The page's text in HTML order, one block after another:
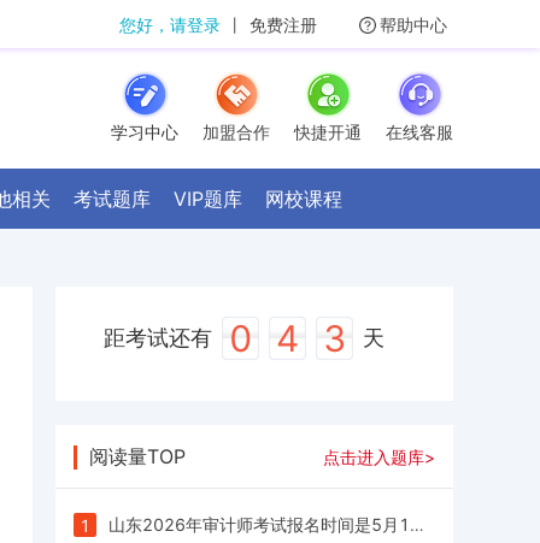
您好，请登录 丨 免费注册 帮助中心
学习中心 加盟合作 快捷开通 在线客服
相关 考试题库 VIP题库 网校课程
距考试还有 0 4 3 天
阅读量TOP 点击进入题库>
1 山东2026年审计师考试报名时间是5月15日9∶00—5月27日16∶00